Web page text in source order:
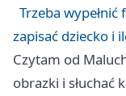
Trzeba
zapisać dziecko i
Czytam od
obrazki i słuchać